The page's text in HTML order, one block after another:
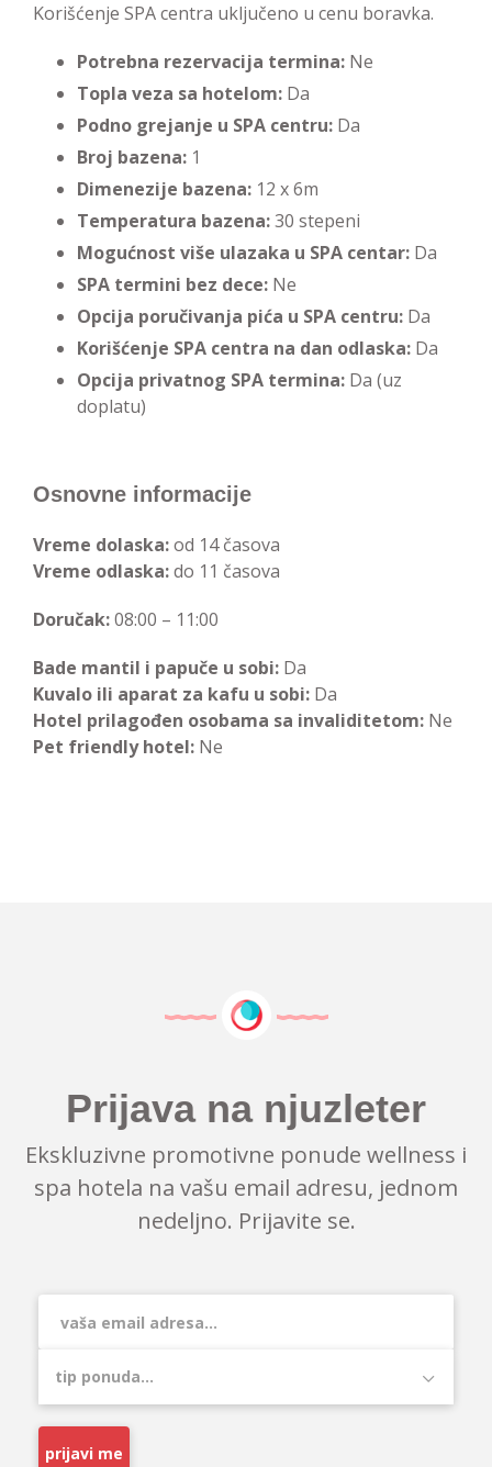
Korišćenje SPA centra uključeno u cenu boravka.
Potrebna rezervacija termina: Ne
Topla veza sa hotelom: Da
Podno grejanje u SPA centru: Da
Broj bazena: 1
Dimenezije bazena: 12 x 6m
Temperatura bazena:30 stepeni
Mogućnost više ulazaka u SPA centar: Da
SPA termini bez dece: Ne
Opcija poručivanja pića u SPA centru: Da
Korišćenje SPA centra na dan odlaska: Da
Opcija privatnog SPA termina: Da (uz
doplatu)
Osnovne informacije
Vreme dolaska:od 14 časova
Vreme odlaska:do 11 časova
Doručak:08:00 – 11:00
Bade mantil i papuče u sobi: Da
Kuvalo ili aparat za kafu u sobi: Da
Hotel prilagođen osobama sa invaliditetom: Ne
Pet friendly hotel: Ne
Prijava na njuzleter
Ekskluzivne promotivne ponude wellness i
spa hotela na vašu email adresu, jednom
nedeljno. Prijavite se.
prijavi me